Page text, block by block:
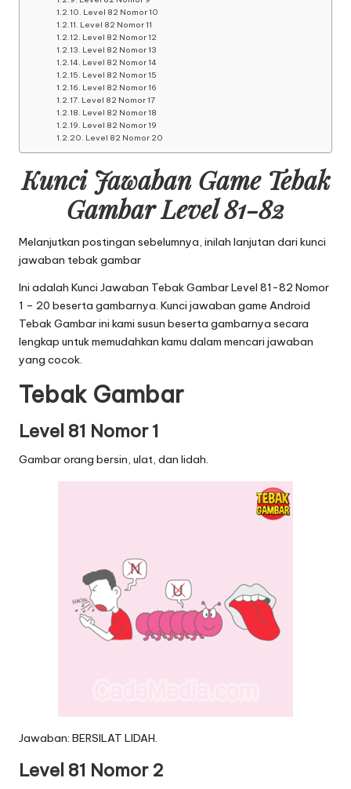
Level 82 Nomor 10
Level 82 Nomor 11
Level 82 Nomor 12
Level 82 Nomor 13
Level 82 Nomor 14
Level 82 Nomor 15
Level 82 Nomor 16
Level 82 Nomor 17
Level 82 Nomor 18
Level 82 Nomor 19
Level 82 Nomor 20
Kunci Jawaban Game Tebak
Gambar Level 81-82
Melanjutkan postingan sebelumnya, inilah lanjutan dari kunci
jawaban tebak gambar
Ini adalah Kunci Jawaban Tebak Gambar Level 81-82 Nomor
1 – 20 beserta gambarnya. Kunci jawaban game Android
Tebak Gambar ini kami susun beserta gambarnya secara
lengkap untuk memudahkan kamu dalam mencari jawaban
yang cocok.
Tebak Gambar
Level 81 Nomor 1
Gambar orang bersin, ulat, dan lidah.
Jawaban: BERSILAT LIDAH.
Level 81 Nomor 2